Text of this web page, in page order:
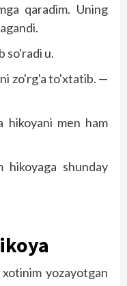
qaradim. Uning
so'radi u.
zo'rg'a to'xtatib. —
men ham
shunday
yozayotgan